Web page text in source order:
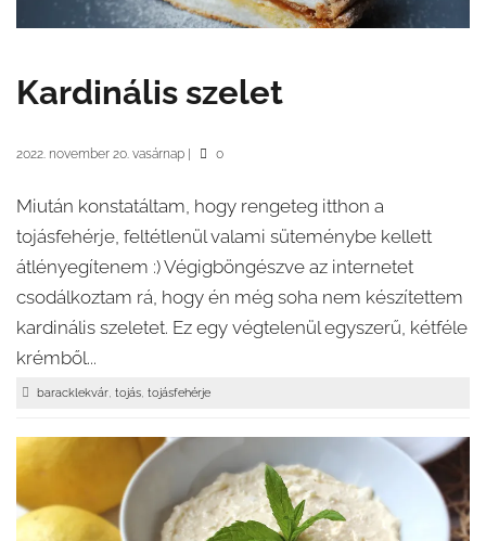
Kardinális szelet
2022. november 20. vasárnap 0
Miután konstatáltam, hogy rengeteg itthon a
tojásfehérje, feltétlenül valami süteménybe kellett
átlényegítenem :) Végigböngészve az internetet
csodálkoztam rá, hogy én még soha nem készítettem
kardinális szeletet. Ez egy végtelenül egyszerű, kétféle
krémből...
baracklekvár, tojás, tojásfehérje